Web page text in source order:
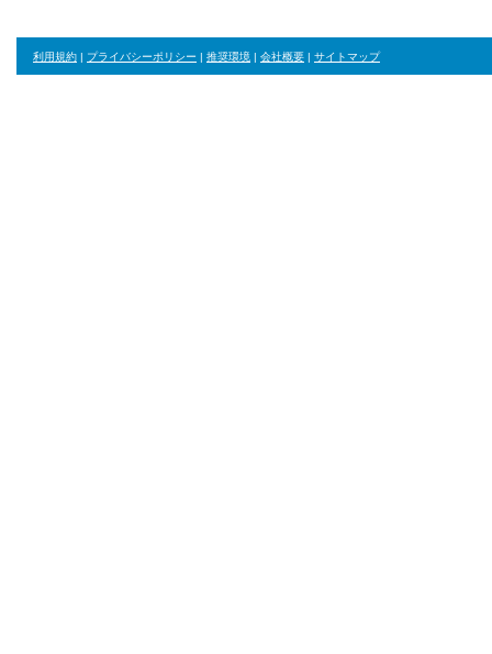
利用規約 | プライバシーポリシー | 推奨環境 | 会社概要 | サイトマップ